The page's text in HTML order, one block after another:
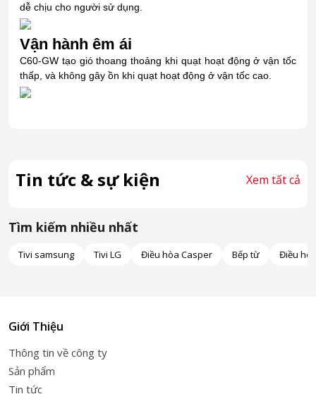
dễ chịu cho người sử dụng.
Vận hành êm ái
C60-GW tạo gió thoang thoảng khi quạt hoạt động ở vận tốc
thấp, và không gây ồn khi quạt hoạt động ở vận tốc cao.
Tin tức & sự kiện Xem tất cả
Tìm kiếm nhiều nhất
Tivi samsung Tivi LG Điều hòa Casper Bếp từ Điều
Giới Thiệu
Thông tin về công ty
Sản phẩm
Tin tức